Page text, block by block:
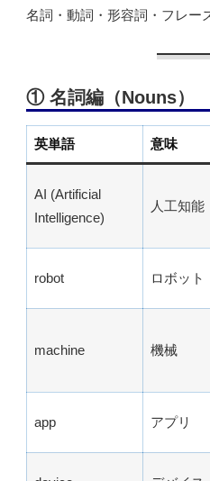
名詞・動詞・形容詞・フレー
① 名詞編（Nouns）
英単語 意味
AI (Artificial
Intelligence)
人工知能
robot ロボット
machine 機械
app アプリ